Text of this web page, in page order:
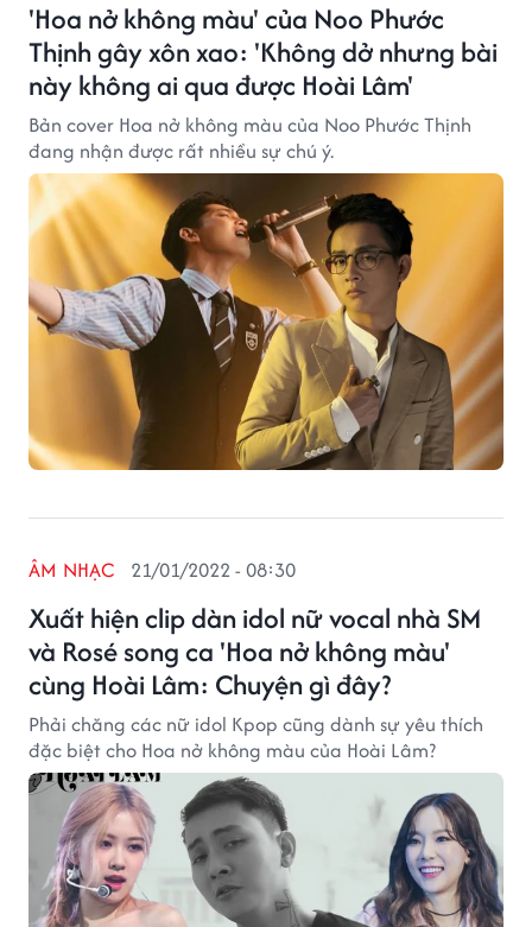
'Hoa nở không màu' của Noo Phước
Thịnh gây xôn xao: 'Không dở nhưng bài
này không ai qua được Hoài Lâm'
Bản cover Hoa nở không màu của Noo Phước Thịnh
đang nhận được rất nhiều sự chú ý.
Xuất hiện clip dàn idol nữ vocal nhà SM
và Rosé song ca 'Hoa nở không màu'
cùng Hoài Lâm: Chuyện gì đây?
ÂM NHẠC 21/01/2022 - 08:30
Phải chăng các nữ idol Kpop cũng dành sự yêu thích
đặc biệt cho Hoa nở không màu của Hoài Lâm?